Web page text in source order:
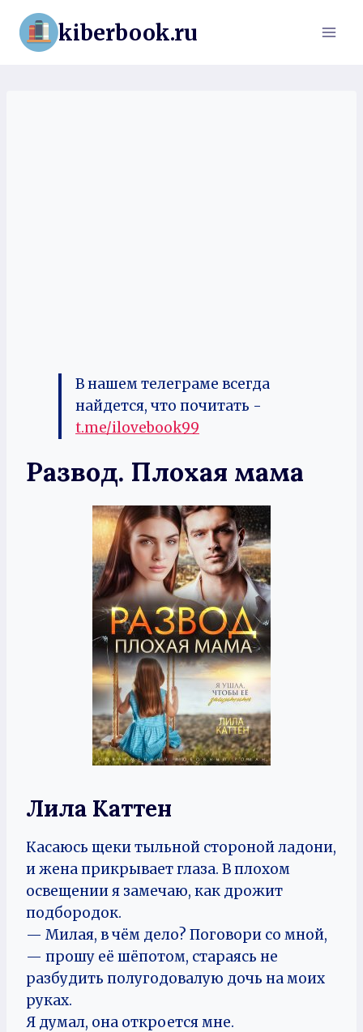
Перейти
содержимому
kiberbook.ru
В нашем телеграме всегда
найдется, что почитать -
t.me/ilovebook99
Развод. Плохая мама
Лила Каттен
Касаюсь щеки тыльной стороной ладони,
и жена прикрывает глаза. В плохом
освещении я замечаю, как дрожит
подбородок.
— Милая, в чём дело? Поговори со мной,
— прошу её шёпотом, стараясь не
разбудить полугодовалую дочь на моих
руках.
Я думал, она откроется мне.